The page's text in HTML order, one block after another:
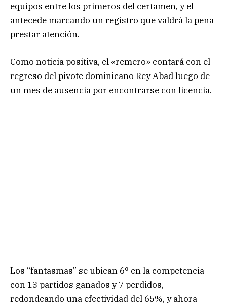
equipos entre los primeros del certamen, y el
antecede marcando un registro que valdrá la pena
prestar atención.
Como noticia positiva, el «remero» contará con el
regreso del pivote dominicano Rey Abad luego de
un mes de ausencia por encontrarse con licencia.
Los “fantasmas” se ubican 6° en la competencia
con 13 partidos ganados y 7 perdidos,
redondeando una efectividad del 65%, y ahora